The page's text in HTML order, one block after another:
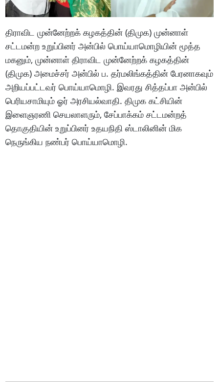
திராவிட முன்னேற்றக் கழகத்தின் (திமுக) முன்னாள்
சட்டமன்ற உறுப்பினர் அன்பில் பொய்யாமொழியின் மூத்த
மகனும், முன்னாள் திராவிட முன்னேற்றக் கழகத்தின்
(திமுக) அமைச்சர் அன்பில் ப. தர்மலிங்கத்தின் பேரனாகவும்
அறியப்பட்டவர் பொய்யாமொழி. இவரது சித்தப்பா அன்பில்
பெரியசாமியும் ஓர் அரசியல்வாதி. திமுக கட்சியின்
இளைஞரணி செயலாளரும், சேப்பாக்கம் சட்டமன்றத்
தொகுதியின் உறுப்பினர் உதயநிதி ஸ்டாலினின் மிக
நெருங்கிய நண்பர் பொய்யாமொழி.